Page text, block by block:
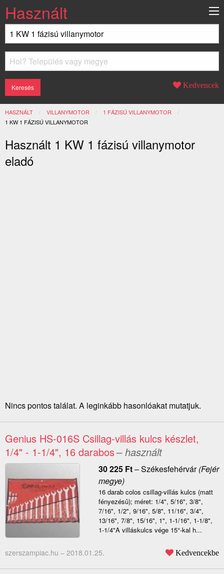
Használt
Kedvencek
HASZNÁLT VILLANYMOTOR
1 FÁZISÚ VILLANYMOTOR
JELENLEGI:
1 KW 1 FÁZISÚ VILLANYMOTOR
Használt 1 KW 1 fázisú villanymotor
eladó
Nincs pontos találat. A leginkább hasonlóakat mutatjuk.
Genius HS-016S Csillag-villás kulcs készlet,
1/4" - 1-1/4", 16 darabos– használt
30 225 Ft–Székesfehérvár(Fejér
megye)
16 darab colos csillag-villás kulcs (matt
fényezésû); méret: 1/4", 5/16", 3/8",
7/16", 1/2", 9/16", 5/8", 11/16", 3/4",
13/16", 7/8", 15/16", 1", 1-1/16", 1-1/8",
1-1/4"A villáskulcs vége 15°-kal h...
szerszampiac.hu – 2018.01.25. Kedvencekbe